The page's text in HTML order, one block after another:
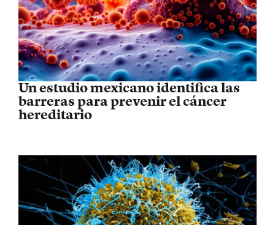
Un estudio mexicano identifica las
barreras para prevenir el cáncer
hereditario